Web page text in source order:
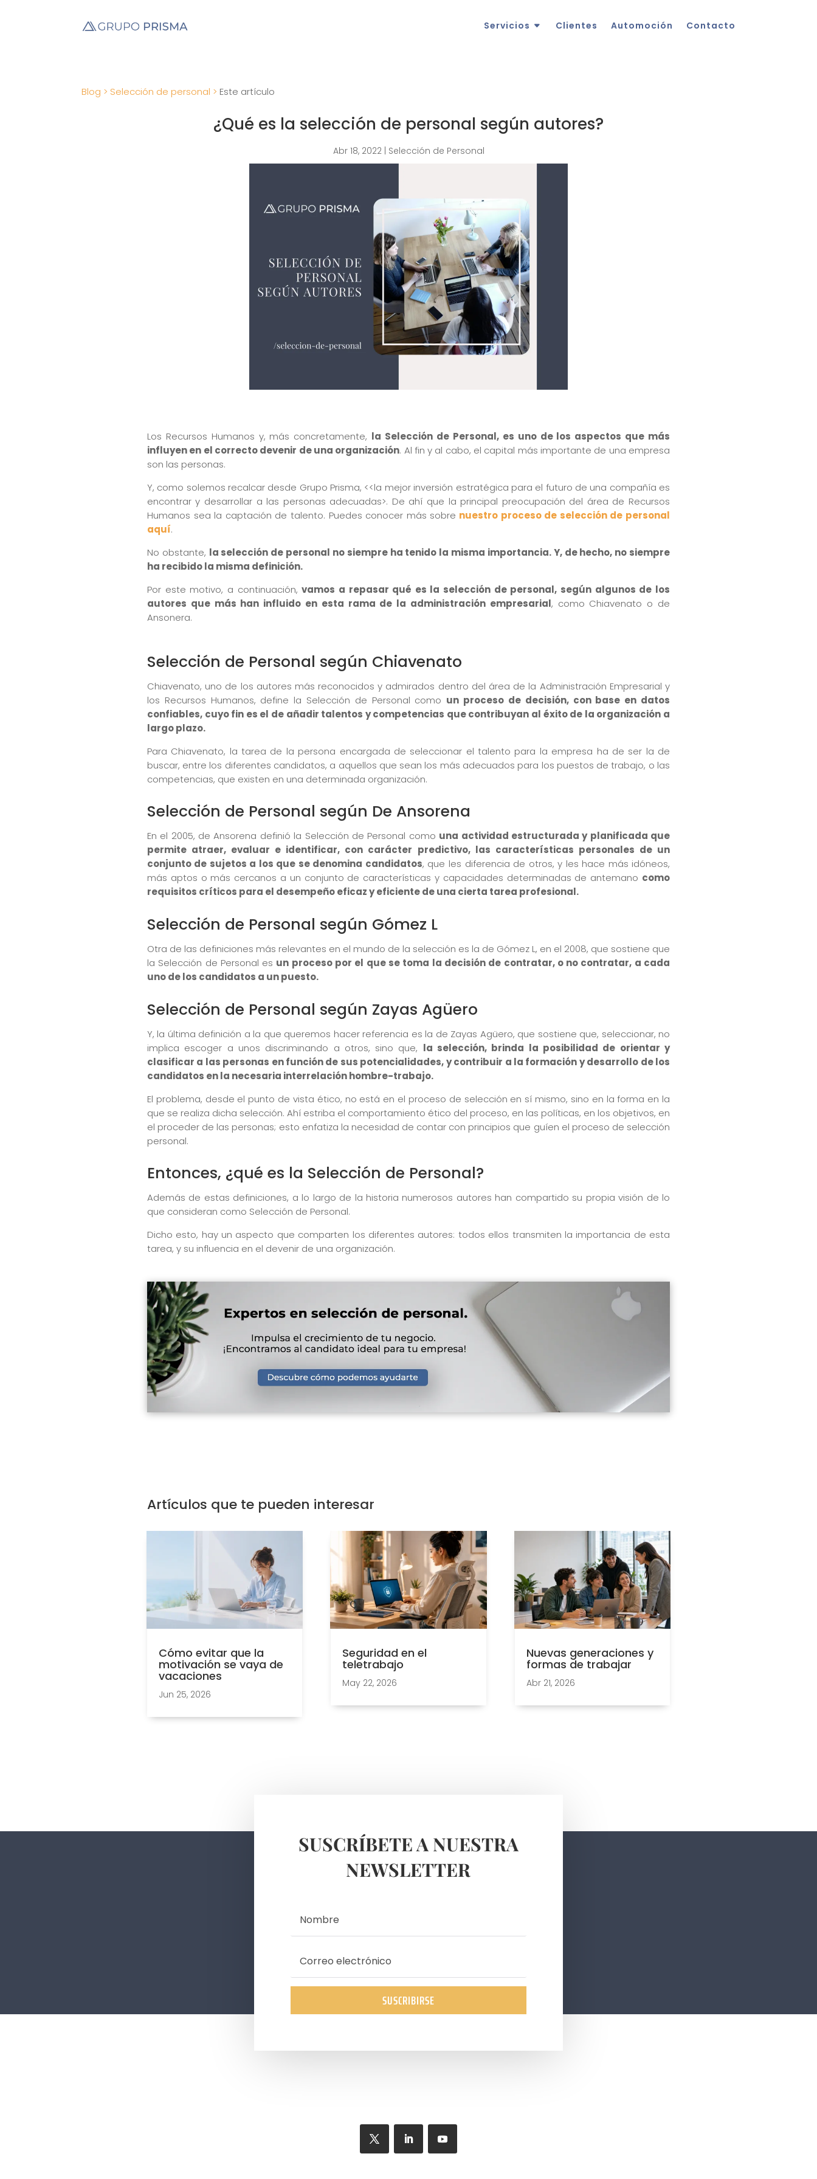
Servicios Clientes Automoción Contacto
Blog > Selección de personal > Este artículo
¿Qué es la selección de personal según autores?
Abr 18, 2022| Selección de Personal
Los Recursos Humanos y, más concretamente, la Selección de Personal, es uno de los aspectos que más
influyen en el correcto devenir de una organización. Al fin y al cabo, el capital más importante de una empresa
son las personas.
Y, como solemos recalcar desde Grupo Prisma, <<la mejor inversión estratégica para el futuro de una compañía es
encontrar y desarrollar a las personas adecuadas>. De ahí que la principal preocupación del área de Recursos
Humanos sea la captación de talento. Puedes conocer más sobre nuestro proceso de selección de personal
aquí.
No obstante, la selección de personal no siempre ha tenido la misma importancia. Y, de hecho, no siempre
ha recibido la misma definición.
Por este motivo, a continuación,vamos a repasar qué es la selección de personal, según algunos de los
autores que más han influido en esta rama de la administración empresarial, como Chiavenato o de
Ansonera.
Selección de Personal según Chiavenato
Chiavenato, uno de los autores más reconocidos y admirados dentro del área de la Administración Empresarial y
los Recursos Humanos, define la Selección de Personal como un proceso de decisión, con base en datos
confiables, cuyo fin es el de añadir talentos y competencias que contribuyan al éxito de la organización a
largo plazo.
Para Chiavenato, la tarea de la persona encargada de seleccionar el talento para la empresa ha de ser la de
buscar, entre los diferentes candidatos, a aquellos que sean los más adecuados para los puestos de trabajo, o las
competencias, que existen en una determinada organización.
Selección de Personal según De Ansorena
En el 2005, de Ansorena definió la Selección de Personal como una actividad estructurada y planificada que
permite atraer, evaluar e identificar, con carácter predictivo, las características personales de un
conjunto de sujetos a los que se denomina candidatos, que les diferencia de otros, y les hace más idóneos,
más aptos o más cercanos a un conjunto de características y capacidades determinadas de antemano como
requisitos críticos para el desempeño eficaz y eficiente de una cierta tarea profesional.
Selección de Personal según Gómez L
Otra de las definiciones más relevantes en el mundo de la selección es la de Gómez L, en el 2008, que sostiene que
la Selección de Personal es un proceso por el que se toma la decisión de contratar, o no contratar, a cada
uno de los candidatos a un puesto.
Selección de Personal según Zayas Agüero
Y, la última definición a la que queremos hacer referencia es la de Zayas Agüero, que sostiene que, seleccionar, no
implica escoger a unos discriminando a otros, sino que, la selección, brinda la posibilidad de orientar y
clasificar a las personas en función de sus potencialidades, y contribuir a la formación y desarrollo de los
candidatos en la necesaria interrelación hombre-trabajo.
El problema, desde el punto de vista ético, no está en el proceso de selección en sí mismo, sino en la forma en la
que se realiza dicha selección. Ahí estriba el comportamiento ético del proceso, en las políticas, en los objetivos, en
el proceder de las personas; esto enfatiza la necesidad de contar con principios que guíen el proceso de selección
personal.
Entonces, ¿qué es la Selección de Personal?
Además de estas definiciones, a lo largo de la historia numerosos autores han compartido su propia visión de lo
que consideran como Selección de Personal.
Dicho esto, hay un aspecto que comparten los diferentes autores: todos ellos transmiten la importancia de esta
tarea, y su influencia en el devenir de una organización.
Artículos que te pueden interesar
Cómo evitar que la
motivación se vaya de
vacaciones
Jun 25, 2026
Seguridad en el
teletrabajo
May 22, 2026
Nuevas generaciones y
formas de trabajar
Abr 21, 2026
SUSCRÍBETE A NUESTRA
NEWSLETTER
SUSCRIBIRSE